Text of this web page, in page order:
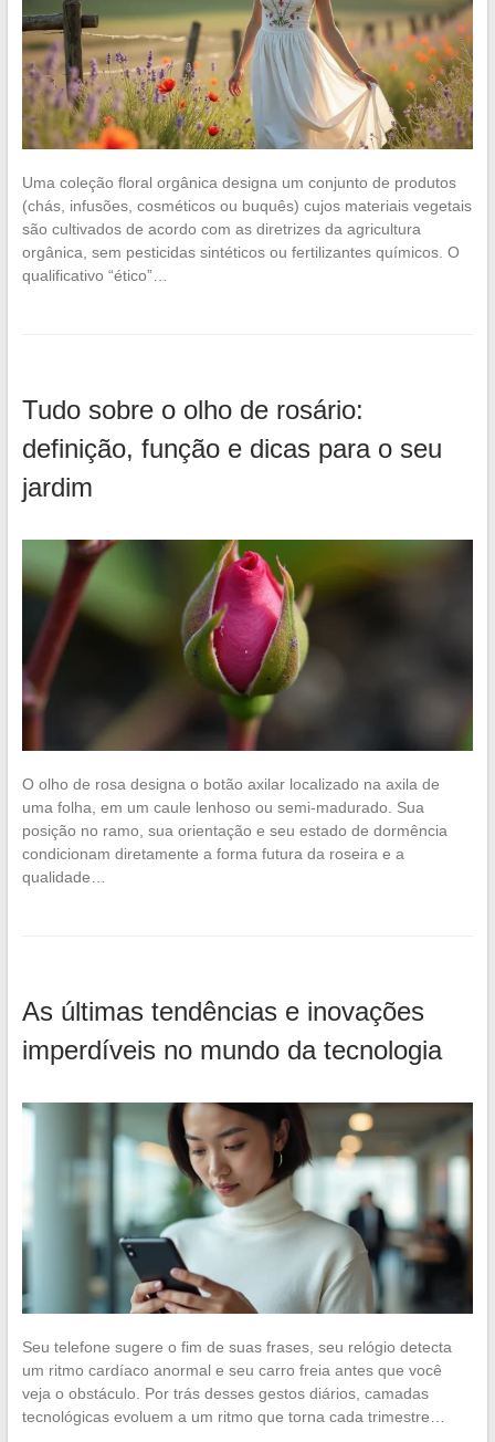
Uma coleção floral orgânica designa um conjunto de produtos
(chás, infusões, cosméticos ou buquês) cujos materiais vegetais
são cultivados de acordo com as diretrizes da agricultura
orgânica, sem pesticidas sintéticos ou fertilizantes químicos. O
qualificativo “ético”…
Tudo sobre o olho de rosário:
definição, função e dicas para o seu
jardim
O olho de rosa designa o botão axilar localizado na axila de
uma folha, em um caule lenhoso ou semi-madurado. Sua
posição no ramo, sua orientação e seu estado de dormência
condicionam diretamente a forma futura da roseira e a
qualidade…
As últimas tendências e inovações
imperdíveis no mundo da tecnologia
Seu telefone sugere o fim de suas frases, seu relógio detecta
um ritmo cardíaco anormal e seu carro freia antes que você
veja o obstáculo. Por trás desses gestos diários, camadas
tecnológicas evoluem a um ritmo que torna cada trimestre…